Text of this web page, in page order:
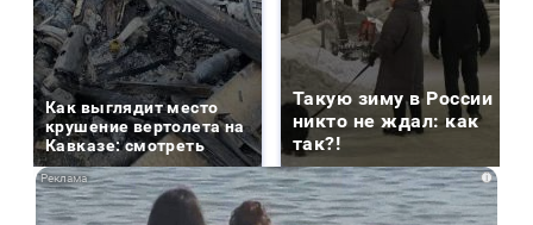
Как выглядит место
крушение вертолета на
Кавказе: смотреть
Такую зиму в России
никто не ждал: как
так?!
i